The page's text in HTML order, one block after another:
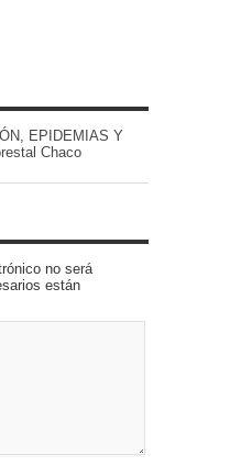
EPIDEMIAS Y
Chaco
no será
están